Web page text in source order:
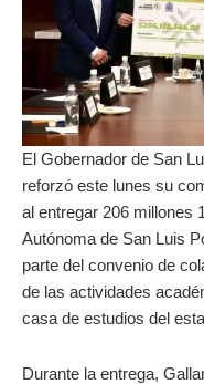
El Gobernador de San
reforzó este lunes su
al entregar 206 millones
Autónoma de San Luis
parte del convenio de
de las actividades
casa de estudios del
Durante la entrega,